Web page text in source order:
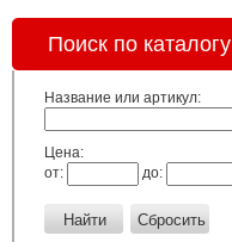
Поиск по каталогу
Название или артикул:
Цена:
от:
до: